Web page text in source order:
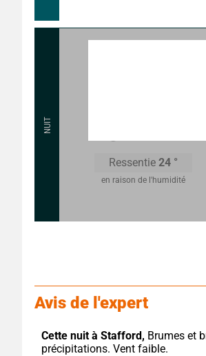
NUIT
Ressentie 24 °
en raison de l'humidité
Avis de l'expert
Cette nuit à Stafford, Brumes et
précipitations. Vent faible.